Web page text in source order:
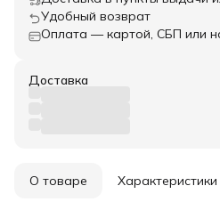
Удобный возврат
Оплата — картой, СБП или
Доставка
О товаре Характеристики